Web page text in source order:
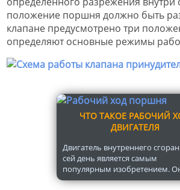
положение поршня должно быть
клапане предусмотрено три
определяют основные режимы
ЧТО ТАКОЕ РАБОЧИЙ
ДВИГАТЕЛЯ
Двигатель внутреннего
сей день является самым
популярным изобретением.